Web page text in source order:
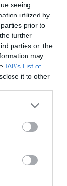
seeing
utilized by
prior to
further
parties on the
may
IAB’s List of
it to other
Hazte